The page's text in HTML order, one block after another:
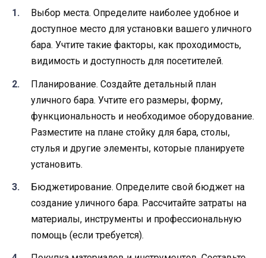
Выбор места. Определите наиболее удобное и
доступное место для установки вашего уличного
бара. Учтите такие факторы, как проходимость,
видимость и доступность для посетителей.
Планирование. Создайте детальный план
уличного бара. Учтите его размеры, форму,
функциональность и необходимое оборудование.
Разместите на плане стойку для бара, столы,
стулья и другие элементы, которые планируете
установить.
Бюджетирование. Определите свой бюджет на
создание уличного бара. Рассчитайте затраты на
материалы, инструменты и профессиональную
помощь (если требуется).